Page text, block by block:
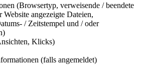
(Browsertyp, verweisende / beendete
Website angezeigte Dateien,
/ Zeitstempel und / oder
Klicks)
(falls angemeldet)